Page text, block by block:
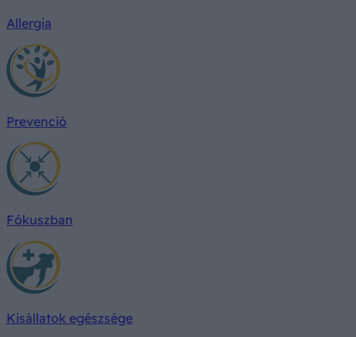
Allergia
Prevenció
Fókuszban
Kisállatok egészsége